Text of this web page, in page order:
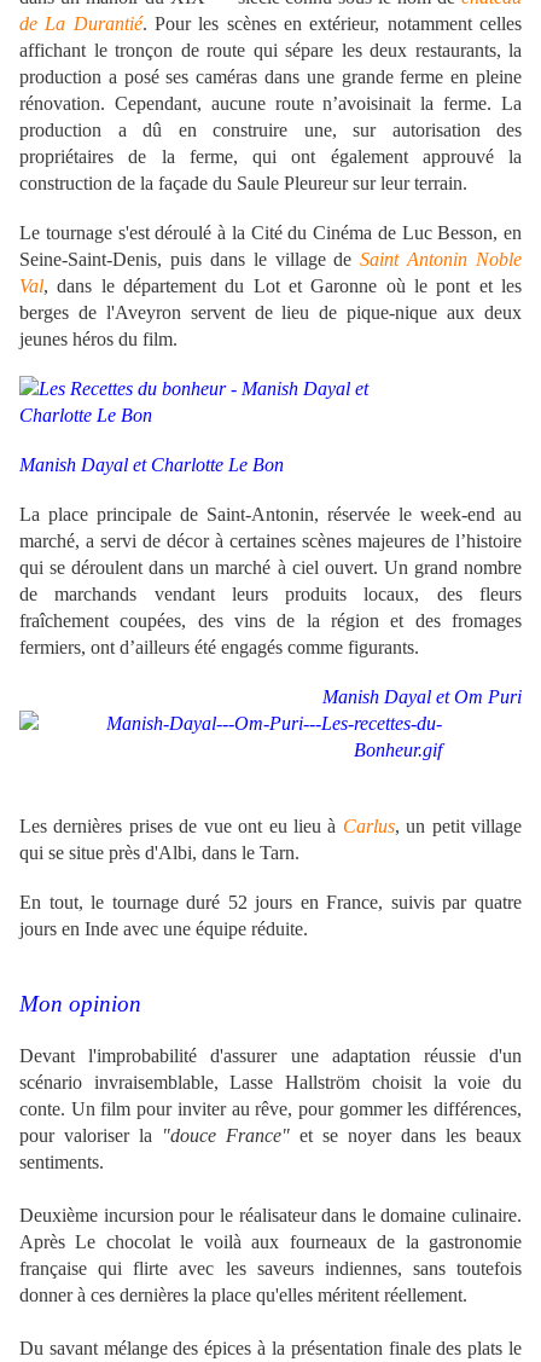
de La Durantié. Pour les scènes en extérieur, notamment celles
affichant le tronçon de route qui sépare les deux restaurants, la
production a posé ses caméras dans une grande ferme en pleine
rénovation. Cependant, aucune route n’avoisinait la ferme. La
production a dû en construire une, sur autorisation des
propriétaires de la ferme, qui ont également approuvé la
construction de la façade du Saule Pleureur sur leur terrain.
Le tournage s'est déroulé à la Cité du Cinéma de Luc Besson, en
Seine-Saint-Denis, puis dans le village deSaint Antonin Noble
Val, dans le département du Lot et Garonne où le pont et les
berges de l'Aveyron servent de lieu de pique-nique aux deux
jeunes héros du film.
Manish Dayal et Charlotte Le Bon
La place principale de Saint-Antonin, réservée le week-end au
marché, a servi de décor à certaines scènes majeures de l’histoire
qui se déroulent dans un marché à ciel ouvert. Un grand nombre
de marchands vendant leurs produits locaux, des fleurs
fraîchement coupées, des vins de la région et des fromages
fermiers, ont d’ailleurs été engagés comme figurants.
Manish Dayal et Om Puri
Les dernières prises de vue ont eu lieu à Carlus, un petit village
qui se situe près d'Albi, dans le Tarn.
En tout, le tournage duré 52 jours en France, suivis par quatre
jours en Inde avec une équipe réduite.
Mon opinion
Devant l'improbabilité d'assurer une adaptation réussie d'un
scénario invraisemblable, Lasse Hallström choisit la voie du
conte. Un film pour inviter au rêve, pour gommer les différences,
pour valoriser la
"douce France" et se noyer dans les beaux
sentiments.
Deuxième incursion pour le réalisateur dans le domaine culinaire.
Après Le chocolat le voilà aux fourneaux de la gastronomie
française qui flirte avec les saveurs indiennes, sans toutefois
donner à ces dernières la place qu'elles méritent réellement.
Du savant mélange des épices à la présentation finale des plats le